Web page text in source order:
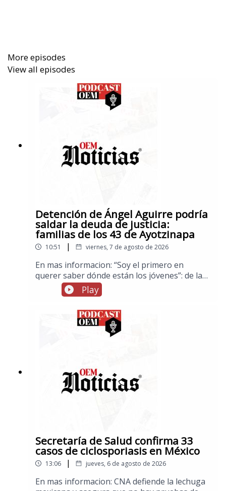
More episodes
View all episodes
Detención de Ángel Aguirre podría
saldar la deuda de justicia:
familias de los 43 de Ayotzinapa
10:51 | viernes, 7 de agosto de 2026
En mas informacion: “Soy el primero en
querer saber dónde están los jóvenes”: de la
promesa a la detención de Ángel
AguirreSubsecretaria Raquel Serur Smeke
asistirá a la toma de posesión del nuevo
presidente de ColombiaFuerte explosión de
gas sacude la colonia Las Granjas en
Cuernavaca; hay 21 heridosGallardo anuncia
medallas de oro en Juegos Centroamericanos:
Delegación espectacularHoy inicia la Feria
Nacional Potosina, FENAPO 2026.
Play
Secretaría de Salud confirma 33
casos de ciclosporiasis en México
13:06 | jueves, 6 de agosto de 2026
En mas informacion: CNA defiende la lechuga